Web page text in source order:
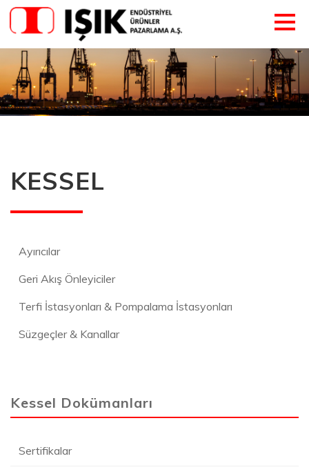
KESSEL
Ayırıcılar
Geri Akış Önleyiciler
Terfi İstasyonları & Pompalama İstasyonları
Süzgeçler & Kanallar
Kessel Dokümanları
Sertifikalar